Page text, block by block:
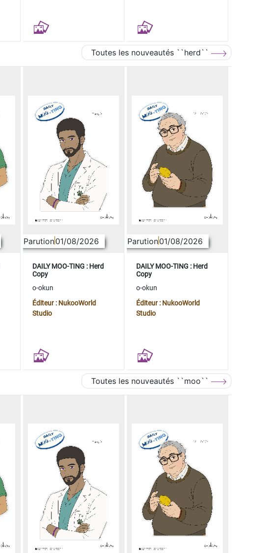
Toutes les nouveautés ``herd``
Parution01/08/2026
DAILY MOO-TING : Herd
Copy
o-okun
Éditeur : NukooWorld
Studio
Parution01/08/2026
DAILY MOO-TING : Herd
Copy
o-okun
Éditeur : NukooWorld
Studio
Toutes les nouveautés ``moo``